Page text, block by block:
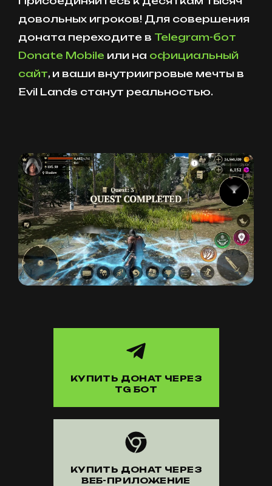
довольных игроков! Для совершения
доната переходите в Telegram-бот
Donate Mobile или на официальный
сайт, и ваши внутриигровые мечты в
Evil Lands станут реальностью.
КУПИТЬ ДОНАТ ЧЕРЕЗ
TG БОТ
КУПИТЬ ДОНАТ ЧЕРЕЗ
ВЕБ-ПРИЛОЖЕНИЕ